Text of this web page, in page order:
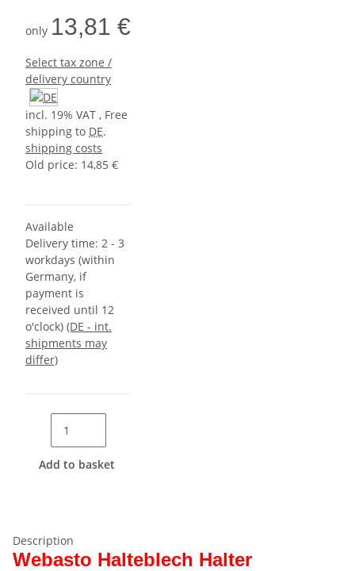
only 13,81 €
Select tax zone /
delivery country
incl. 19% VAT , Free
shipping to DE.
shipping costs
Old price: 14,85 €
Available
Delivery time: 2 - 3
workdays (within
Germany, if
payment is
received until 12
o'clock) (DE - int.
shipments may
differ)
Add to basket
Description
Webasto Halteblech Halter